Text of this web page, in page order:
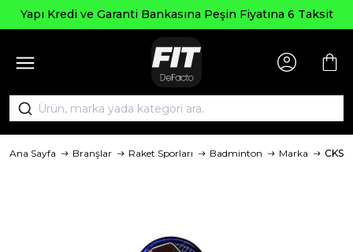
ve Garanti Bankasına Peşin Fiyatına 6 Taksit
Ana Sayfa Branşlar Raket Sporları Badminton Marka